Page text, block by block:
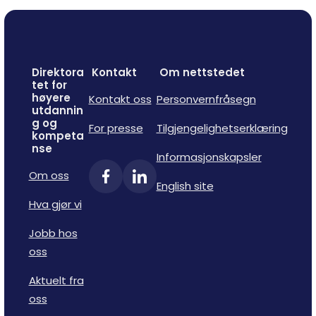
Direktora
tet for
høyere
utdannin
g og
kompeta
nse
Om oss
Hva gjør vi
Jobb hos
oss
Aktuelt fra
oss
Kontakt
Kontakt oss
For presse
Om nettstedet
Personvernfråsegn
Tilgjengelighetserklæring
Informasjonskapsler
English site